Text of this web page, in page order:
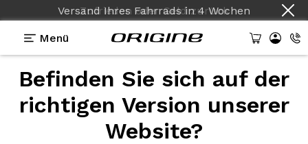
Versand Ihres Fahrradsin4 Wochen
Menü
Befinden Sie sich auf der
richtigen Version unserer
Website?
Erfahrungsberichte >Trail Flat Bar - Shimano
Bar - Shimano Tiagra